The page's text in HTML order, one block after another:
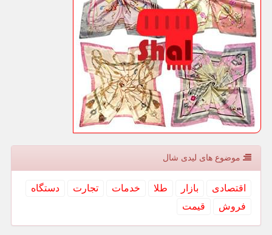
موضوع های لیدی شال
اقتصادی بازار طلا خدمات تجارت
دستگاه
فروش
قیمت